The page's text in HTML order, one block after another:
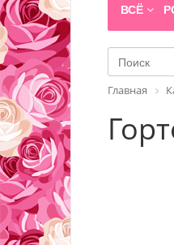
ВСЁ
Главная